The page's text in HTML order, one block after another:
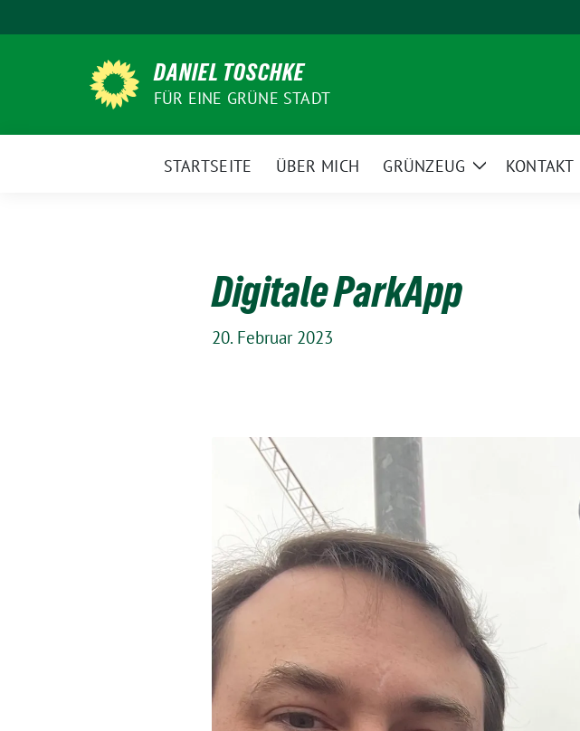
zum
DANIEL TOSCHKE
FÜR EINE GRÜNE STADT
STARTSEITE ÜBER MICH GRÜNZEUG
ZeigeKONTAKT
Digitale ParkApp
20. Februar 2023